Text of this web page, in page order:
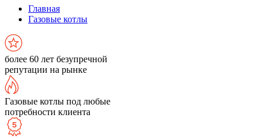
Главная
Газовые котлы
более 60 лет безупречной
репутации на рынке
Газовые котлы под любые
потребности клиента